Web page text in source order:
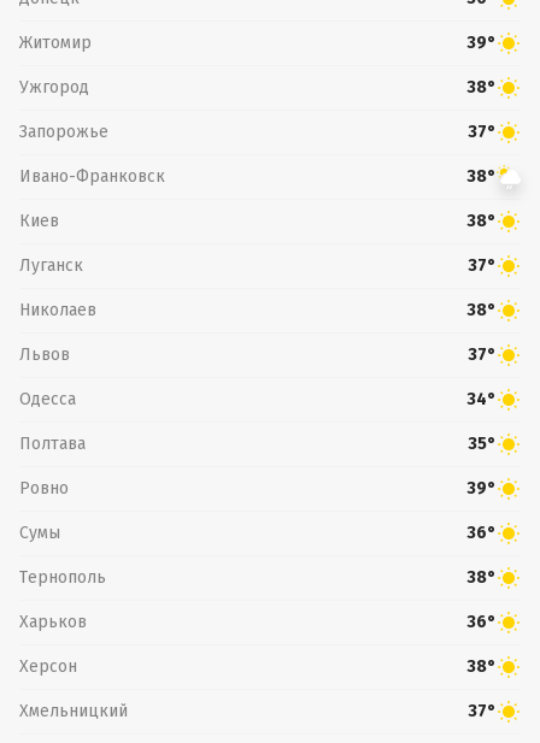
Житомир 39°
Ужгород 38°
Запорожье 37°
Ивано-Франковск 38°
Киев 38°
Луганск 37°
Николаев 38°
Львов 37°
Одесса 34°
Полтава 35°
Ровно 39°
Сумы 36°
Тернополь 38°
Харьков 36°
Херсон 38°
Хмельницкий 37°